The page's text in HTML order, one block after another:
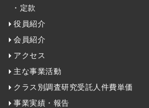
・定款
役員紹介
会員紹介
アクセス
主な事業活動
クラス別調査研究受託人件費単価
事業実績・報告